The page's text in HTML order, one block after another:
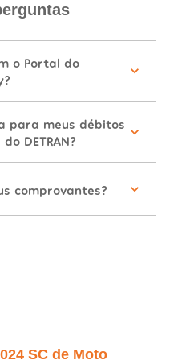
o Portal do
para meus débitos
DETRAN?
comprovantes?
SC de Moto